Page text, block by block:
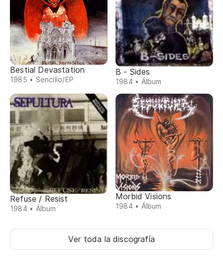
Bestial Devastation
1985 • Sencillo/EP
B - Sides
1984 • Álbum
Refuse / Resist
1984 • Álbum
Morbid Visions
1984 • Álbum
Ver toda la discografía